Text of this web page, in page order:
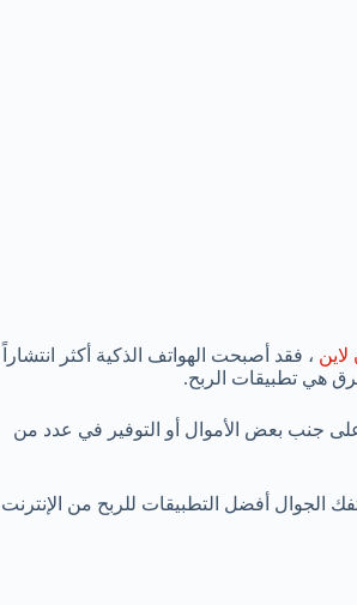
، فقد أصبحت الهواتف الذكية أكثر انتشاراً
هي تطبيقات الربح.
جنب بعض الأموال أو التوفير في عدد من
الجوال أفضل التطبيقات للربح من الإنترنت